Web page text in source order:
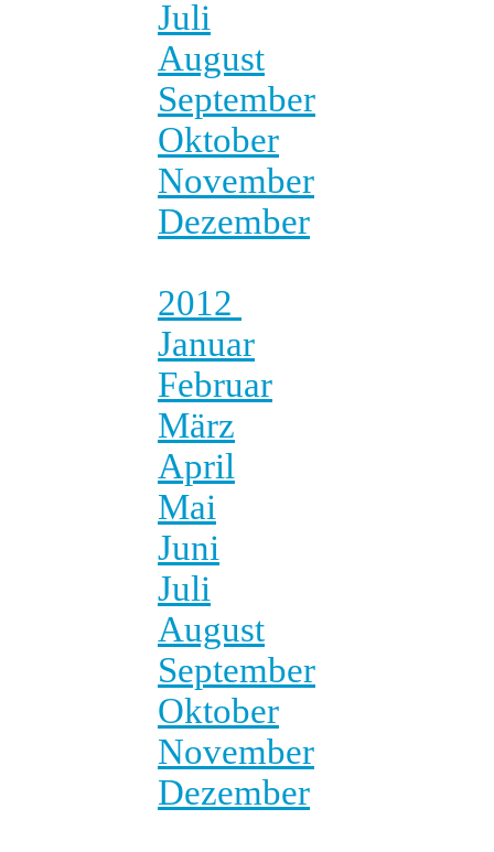
Juli
August
September
Oktober
November
Dezember
2012
Januar
Februar
März
April
Mai
Juni
Juli
August
September
Oktober
November
Dezember